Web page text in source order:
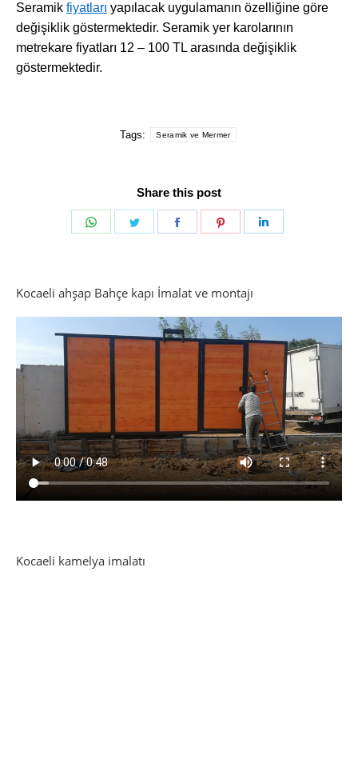
Seramik fiyatları yapılacak uygulamanın özelliğine göre
değişiklik göstermektedir. Seramik yer karolarının
metrekare fiyatları 12 – 100 TL arasında değişiklik
göstermektedir.
Tags: Seramik ve Mermer
Share this post
Share
Share
Share
Share
Kocaeli ahşap Bahçe kapı İmalat ve montajı
Kocaeli kamelya imalatı